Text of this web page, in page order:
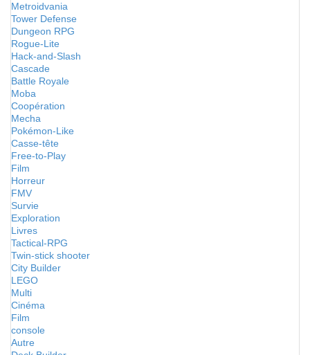
Metroidvania
Tower Defense
Dungeon RPG
Rogue-Lite
Hack-and-Slash
Cascade
Battle Royale
Moba
Coopération
Mecha
Pokémon-Like
Casse-tête
Free-to-Play
Film
Horreur
FMV
Survie
Exploration
Livres
Tactical-RPG
Twin-stick shooter
City Builder
LEGO
Multi
Cinéma
Film
console
Autre